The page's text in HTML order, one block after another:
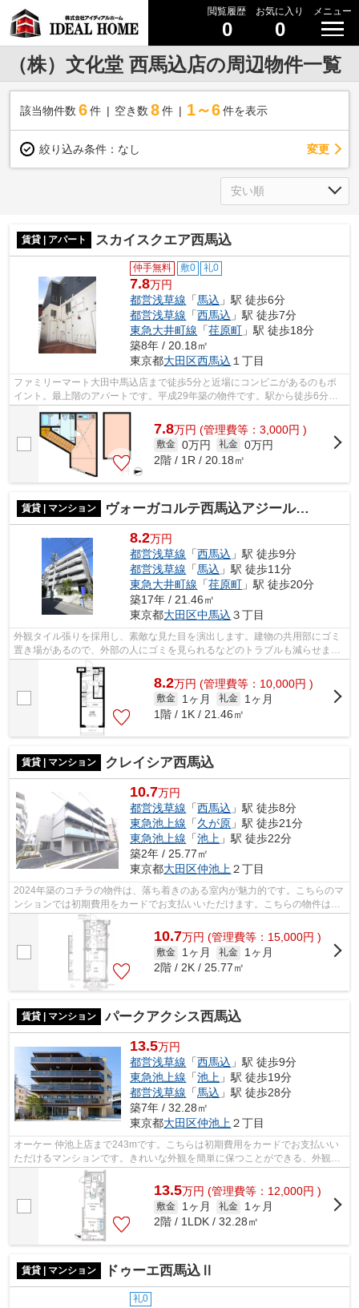
閲覧履歴
0
お気に入り
0
メニュー
（株）文化堂 西馬込店の周辺物件一覧
該当物件数 6件 空き数 8 件 1～6 件を表示
絞り込み条件： なし 変更
賃貸 | アパート スカイスクエア西馬込
仲手無料 敷0 礼0
7.8万円
都営浅草線 「馬込 」駅 徒歩6分
都営浅草線 「西馬込 」駅 徒歩7分
東急大井町線 「荏原町 」駅 徒歩18分
築8年 / 20.18㎡
東京都大田区西馬込 １丁目
ファミリーマート大田中馬込店まで徒歩5分と近場にコンビニがあるのもポ
イント。最上階のアパートです。平成29年築の物件です。駅から徒歩6分の
アパートで、電車での通勤にも便利な立...
7.8万円 (管理費等：3,000円 )
敷金 0万円 礼金 0万円
2階 / 1R / 20.18㎡
賃貸 | マンション ヴォーガコルテ西馬込アジールコート
8.2万円
都営浅草線 「西馬込 」駅 徒歩9分
都営浅草線 「馬込 」駅 徒歩11分
東急大井町線 「荏原町 」駅 徒歩20分
築17年 / 21.46㎡
東京都大田区中馬込 ３丁目
外観タイル張りを採用し、素敵な見た目を演出します。建物の共用部にゴミ
置き場があるので、外部の人にゴミを見られるなどのトラブルも減らせま
す。利用可能な駅が2駅あり、利便性の高...
8.2万円 (管理費等：10,000円 )
敷金 1ヶ月 礼金
1ヶ月
1階 / 1K / 21.46㎡
賃貸 | マンション クレイシア西馬込
10.7万円
都営浅草線 「西馬込 」駅 徒歩8分
東急池上線 「久が原 」駅 徒歩21分
東急池上線 「池上 」駅 徒歩22分
築2年 / 25.77㎡
東京都大田区仲池上 ２丁目
2024年築のコチラの物件は、落ち着きのある室内が魅力的です。こちらのマ
ンションでは初期費用をカードでお支払いいただけます。こちらの物件はマ
ンションです。共用部にはエレベータ...
10.7万円 (管理費等：15,000円 )
敷金 1ヶ月 礼金
1ヶ月
2階 / 2K / 25.77㎡
賃貸 | マンション パークアクシス西馬込
13.5万円
都営浅草線 「西馬込 」駅 徒歩9分
東急池上線 「池上 」駅 徒歩19分
都営浅草線 「馬込 」駅 徒歩28分
築7年 / 32.28㎡
東京都大田区仲池上 ２丁目
オーケー 仲池上店まで243mです。こちらは初期費用をカードでお支払いい
ただけるマンションです。きれいな外観を簡単に保つことができる、外観タ
イル張りとなっております。共用部には...
13.5万円 (管理費等：12,000円 )
敷金 1ヶ月 礼金
1ヶ月
2階 / 1LDK / 32.28㎡
賃貸 | マンション ドゥーエ西馬込Ⅱ
礼0